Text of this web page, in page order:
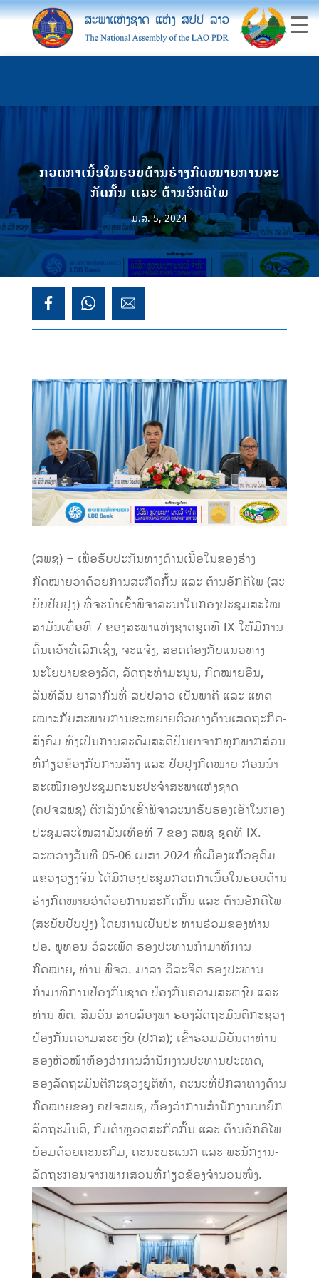
ກວດກາເນື້ອໃນຮອບດ້ານຮ່າງກົດໝາຍການສະ
ກັດກັ້ນ ແລະ ຕ້ານອັກຄີໄພ
ມ.ສ. 5, 2024
(ສພຊ) – ເພື່ອຮັບປະກັນທາງດ້ານເນື້ອໃນຂອງຮ່າງ
ກົດໝາຍວ່າດ້ວຍການສະກັດກັ້ນ ແລະ ຕ້ານອັກຄີໄພ (ສະ
ບັບປັບປຸງ) ທີ່ຈະນໍາເຂົ້າພິຈາລະນາໃນກອງປະຊຸມສະໄໝ
ສາມັນເທື່ອທີ 7 ຂອງສະພາແຫ່ງຊາດຊຸດທີ IX ໃຫ້ມີການ
ຄົ້ນຄວ້າທີ່ເລິກເຊິ່ງ, ຈະແຈ້ງ, ສອດຄ່ອງກັບແນວທາງ
ນະໂຍບາຍຂອງລັດ, ລັດຖະທໍາມະນູນ, ກົດໝາຍອື່ນ,
ສົນທິສັນ ຍາສາກົນທີ່ ສປປລາວ ເປັນພາຄີ ແລະ ແທດ
ເໝາະກັບສະພາບການຂະຫຍາຍຕົວທາງດ້ານເສດຖະກິດ-
ສັງຄົມ ທັງເປັນການລະດົມສະຕິປັນຍາຈາກທຸກພາກສ່ວນ
ທີ່ກ່ຽວຂ້ອງກັບການສ້າງ ແລະ ປັບປຸງກົດໝາຍ ກ່ອນນຳ
ສະເໜີກອງປະຊຸມຄະນະປະຈໍາສະພາແຫ່ງຊາດ
(ຄປຈສພຊ) ຕົກລົງນໍາເຂົ້າພິຈາລະນາຮັບຮອງເອົາໃນກອງ
ປະຊຸມສະໄໝສາມັນເທື່ອທີ 7 ຂອງ ສພຊ ຊຸດທີ IX.
ລະຫວ່າງວັນທີ 05-06 ເມສາ 2024 ທີ່ເມືອງແກ້ວອຸດົມ
ແຂວງວຽງຈັນ ໄດ້ມີກອງປະຊຸມກວດກາເນື້ອໃນຮອບດ້ານ
ຮ່າງກົດໝາຍວ່າດ້ວຍການສະກັດກັ້ນ ແລະ ຕ້ານອັກຄີໄພ
(ສະບັບປັບປຸງ) ໂດຍການເປັນປະ ທານຮ່ວມຂອງທ່ານ
ປອ. ພູທອນ ວໍລະເພັດ ຮອງປະທານກຳມາທິການ
ກົດໝາຍ, ທ່ານ ພົຈວ. ມາລາ ວິລະຈິດ ຮອງປະທານ
ກຳມາທິການປ້ອງກັນຊາດ-ປ້ອງກັນຄວາມສະຫງົບ ແລະ
ທ່ານ ພົຕ. ສົມວັນ ສາຍລ້ອງພາ ຮອງລັດຖະມົນຕີກະຊວງ
ປ້ອງກັນຄວາມສະຫງົບ (ປກສ); ເຂົ້າຮ່ວມມີບັນດາທ່ານ
ຮອງຫົວໜ້າຫ້ອງວ່າການສຳນັກງານປະທານປະເທດ,
ຮອງລັດຖະມົນຕີກະຊວງຍຸຕິທຳ, ຄະນະທີ່ປຶກສາທາງດ້ານ
ກົດໝາຍຂອງ ຄປຈສພຊ, ຫ້ອງວ່າການສຳນັກງານນາຍົກ
ລັດຖະມົນຕີ, ກົມຕຳຫຼວດສະກັດກັ້ນ ແລະ ຕ້ານອັກຄີໄພ
ພ້ອມດ້ວຍຄະນະກົມ, ຄະນະພະແນກ ແລະ ພະນັກງານ-
ລັດຖະກອນຈາກພາກສ່ວນທີ່ກ່ຽວຂ້ອງຈຳນວນໜຶ່ງ.